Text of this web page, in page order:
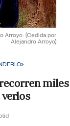
Arroyo. (Cedida por
Alejandro Arroyo)
miles